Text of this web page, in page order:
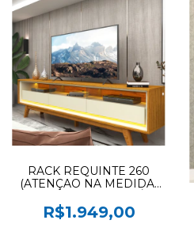
RACK REQUINTE 260
(ATENÇAO NA MEDIDA)
GELIUS NATURALE / OFF
WHITE
R$1.949,00